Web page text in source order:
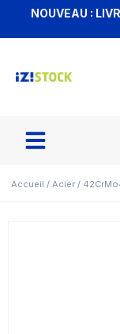
NOUVEAU :
Accueil / Acier /